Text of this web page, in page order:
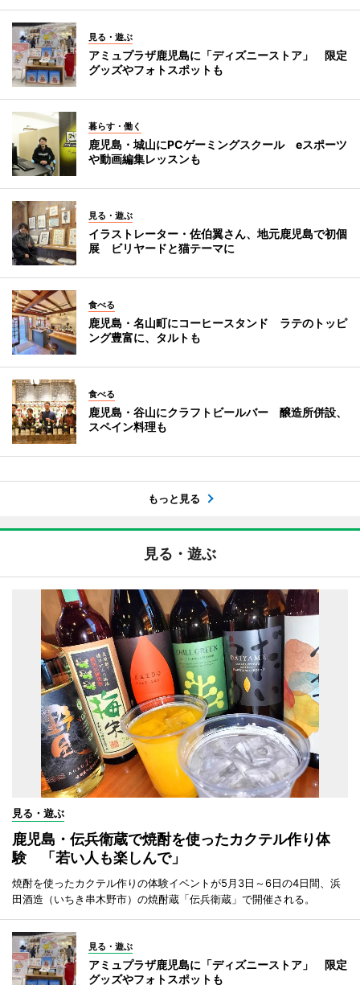
見る・遊ぶ
アミュプラザ鹿児島に「ディズニーストア」 限定
グッズやフォトスポットも
暮らす・働く
鹿児島・城山にPCゲーミングスクール eスポーツ
や動画編集レッスンも
見る・遊ぶ
イラストレーター・佐伯翼さん、地元鹿児島で初個
展 ビリヤードと猫テーマに
食べる
鹿児島・名山町にコーヒースタンド ラテのトッピ
ング豊富に、タルトも
食べる
鹿児島・谷山にクラフトビールバー 醸造所併設、
スペイン料理も
もっと見る
見る・遊ぶ
見る・遊ぶ
鹿児島・伝兵衛蔵で焼酎を使ったカクテル作り体
験 「若い人も楽しんで」
焼酎を使ったカクテル作りの体験イベントが5月3日～6日の4日間、浜
田酒造（いちき串木野市）の焼酎蔵「伝兵衛蔵」で開催される。
見る・遊ぶ
アミュプラザ鹿児島に「ディズニーストア」 限定
グッズやフォトスポットも